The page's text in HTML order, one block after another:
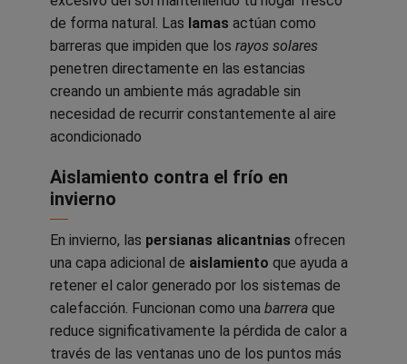
de forma natural. Las lamas actúan como
barreras que impiden que los rayos solares
penetren directamente en las estancias
creando un ambiente más agradable sin
necesidad de recurrir constantemente al aire
acondicionado
Aislamiento contra el frío en
invierno
En invierno, las persianas alicantnias ofrecen
una capa adicional de aislamiento que ayuda a
retener el calor generado por los sistemas de
calefacción. Funcionan como una barrera que
reduce significativamente la pérdida de calor a
través de las ventanas uno de los puntos más